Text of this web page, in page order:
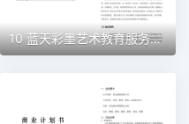
10 蓝天彩墨艺术教育服务平台商业计划书（word+ppt配套）创业计划书word模板